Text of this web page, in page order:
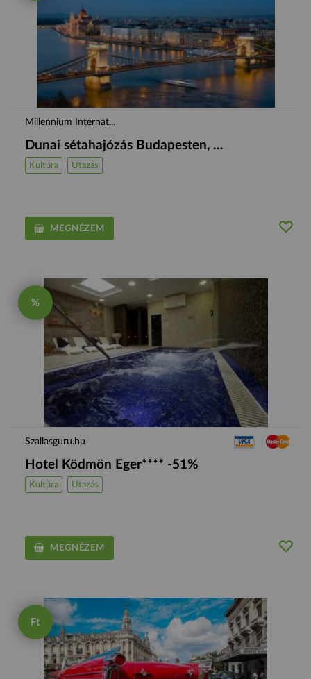
Millennium Internat...
Dunai sétahajózás Budapesten, ...
Kultúra Utazás
MEGNÉZEM
%
Szallasguru.hu
Hotel Ködmön Eger**** -51%
Kultúra Utazás
MEGNÉZEM
Ft